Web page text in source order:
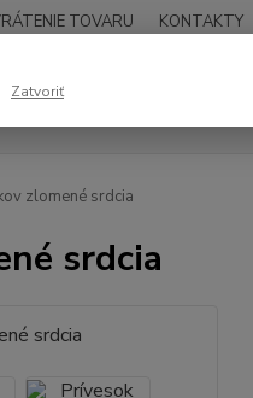
TOVARU KONTAKTY
Hľadať
zlomené srdcia
srdcia
Zatvoriť